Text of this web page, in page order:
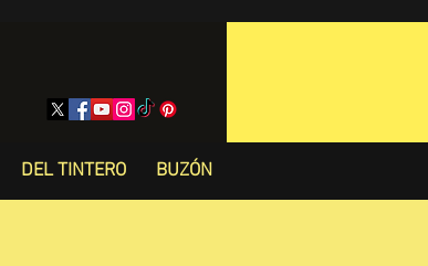
DEL TINTERO BUZÓN